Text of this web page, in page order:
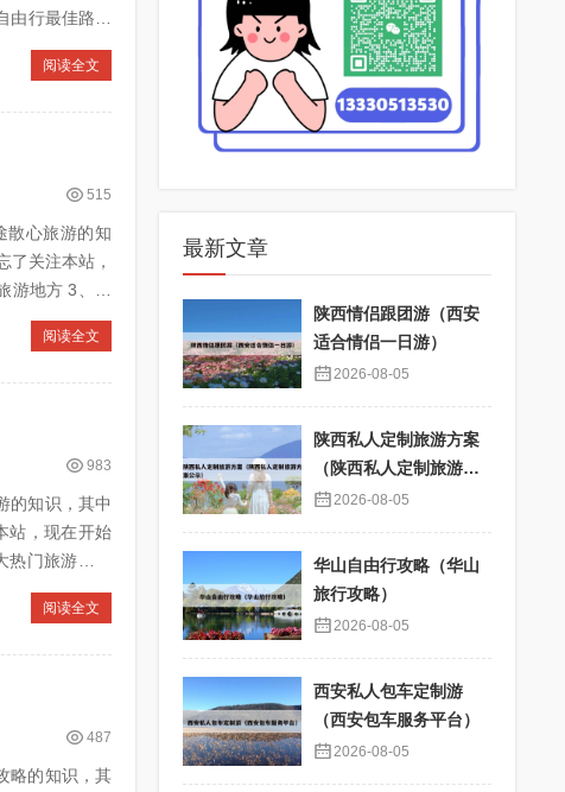
阅读全文
515
散心旅游的知
了关注本站，
阅读全文
983
的知识，其中
站，现在开始
阅读全文
487
略的知识，其
最新文章
陕西情侣跟团游（西安
适合情侣一日游）
2026-08-05
陕西私人定制旅游方案
（陕西私人定制旅游方
案公示）
2026-08-05
华山自由行攻略（华山
旅行攻略）
2026-08-05
西安私人包车定制游
（西安包车服务平台）
2026-08-05